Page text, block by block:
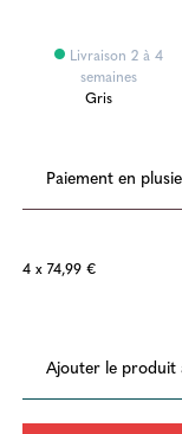
Livraison 2 à 4
semaines
Gris
Paiement en
4 x 74,99 €
Ajouter le produit